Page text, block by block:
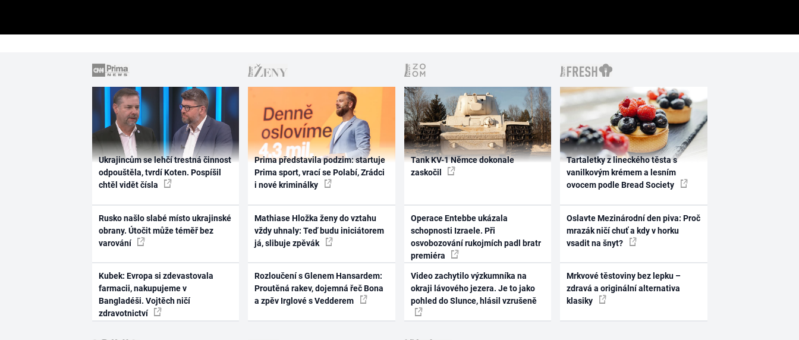
Ukrajincům se lehčí trestná činnost
odpouštěla, tvrdí Koten. Pospíšil
chtěl vidět čísla
Rusko našlo slabé místo ukrajinské
obrany. Útočit může téměř bez
varování
Kubek: Evropa si zdevastovala
farmacii, nakupujeme v
Bangladéši. Vojtěch ničí
zdravotnictví
Prima představila podzim: startuje
Prima sport, vrací se Polabí, Zrádci
i nové kriminálky
Mathiase Hložka ženy do vztahu
vždy uhnaly: Teď budu iniciátorem
já, slibuje zpěvák
Rozloučení s Glenem Hansardem:
Proutěná rakev, dojemná řeč Bona
a zpěv Irglové s Vedderem
Tank KV-1 Němce dokonale
zaskočil
Operace Entebbe ukázala
schopnosti Izraele. Při
osvobozování rukojmích padl bratr
premiéra
Video zachytilo výzkumníka na
okraji lávového jezera. Je to jako
pohled do Slunce, hlásil vzrušeně
Tartaletky z lineckého těsta s
vanilkovým krémem a lesním
ovocem podle Bread Society
Oslavte Mezinárodní den piva: Proč
mrazák ničí chuť a kdy v horku
vsadit na šnyt?
Mrkvové těstoviny bez lepku –
zdravá a originální alternativa
klasiky